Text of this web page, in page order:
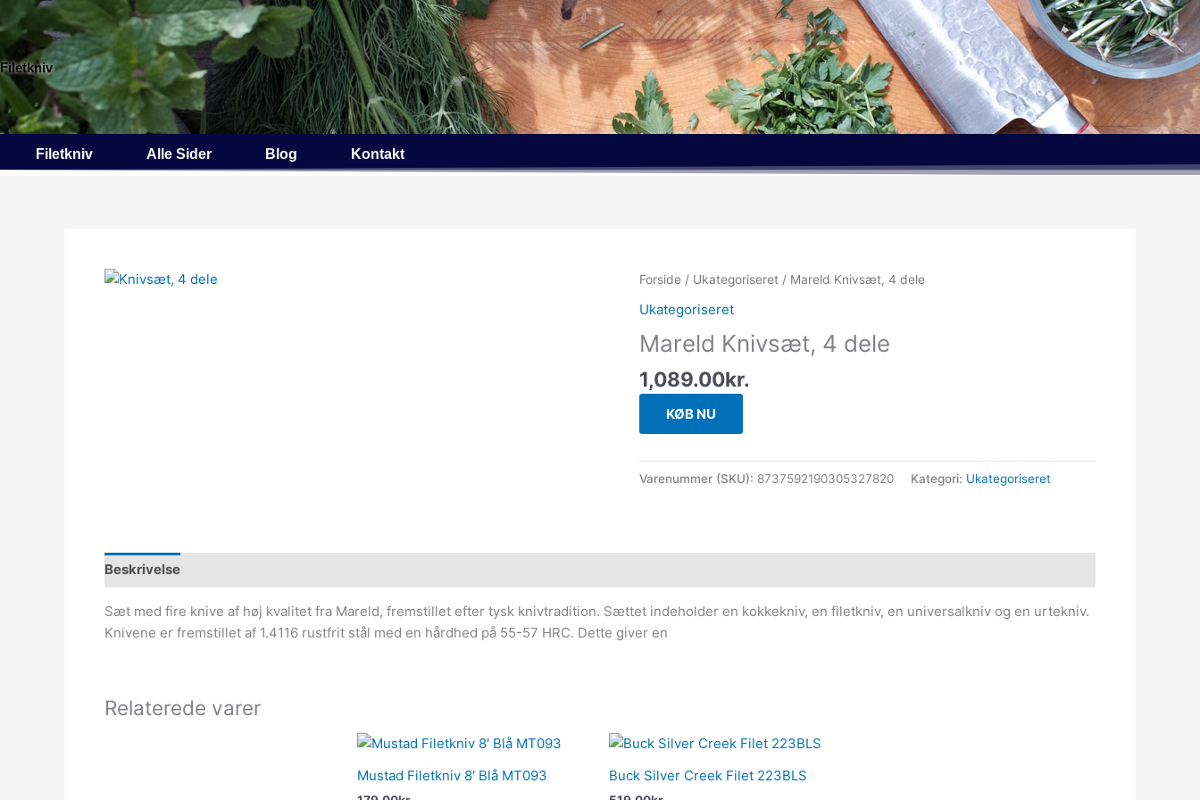
til
indholdet
Filetkniv
Filetkniv Alle Sider Blog Kontakt
Forside / Ukategoriseret / Mareld Knivsæt, 4 dele
Ukategoriseret
Mareld Knivsæt, 4 dele
1,089.00kr.
KØB NU
Varenummer (SKU): 8737592190305327820 Kategori: Ukategoriseret
Beskrivelse
Sæt med fire knive af høj kvalitet fra Mareld, fremstillet efter tysk knivtradition. Sættet indeholder en kokkekniv, en filetkniv, en universalkniv og en urtekniv.
Knivene er fremstillet af 1.4116 rustfrit stål med en hårdhed på 55-57 HRC. Dette giver en
Relaterede varer
Mustad Filetkniv 8′ Blå MT093 Buck Silver Creek Filet 223BLS